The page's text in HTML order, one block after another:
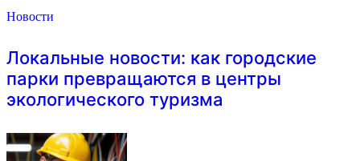
Новости
Локальные новости: как городские
парки превращаются в центры
экологического туризма